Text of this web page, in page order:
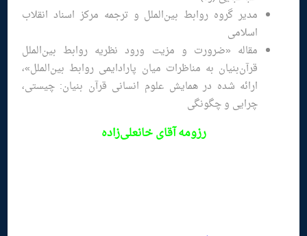
مدیر گروه روابط بین‌الملل و ترجمه مرکز اسناد انقلاب
اسلامی
مقاله «ضرورت و مزیت ورود نظریه روابط بین‌الملل
قرآن‌بنیان به مناظرات میان پارادایمی روابط بین‌الملل»،
ارائه شده در همايش علوم انسانی قرآن بنیان: چیستی،
چرایی و چگونگی
رزومهآقای خانعلی‌زاده